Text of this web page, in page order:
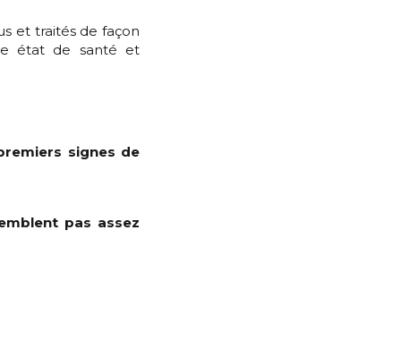
et traités de façon
état de santé et
signes de
pas assez